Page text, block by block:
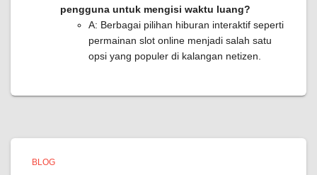
pengguna untuk mengisi waktu luang?
A: Berbagai pilihan hiburan interaktif seperti
permainan slot online menjadi salah satu
opsi yang populer di kalangan netizen.
BLOG